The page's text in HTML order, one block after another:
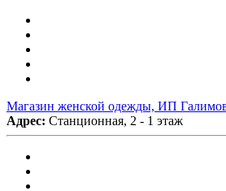
Магазин женской одежды, ИП
Адрес: Станционная, 2 - 1 этаж